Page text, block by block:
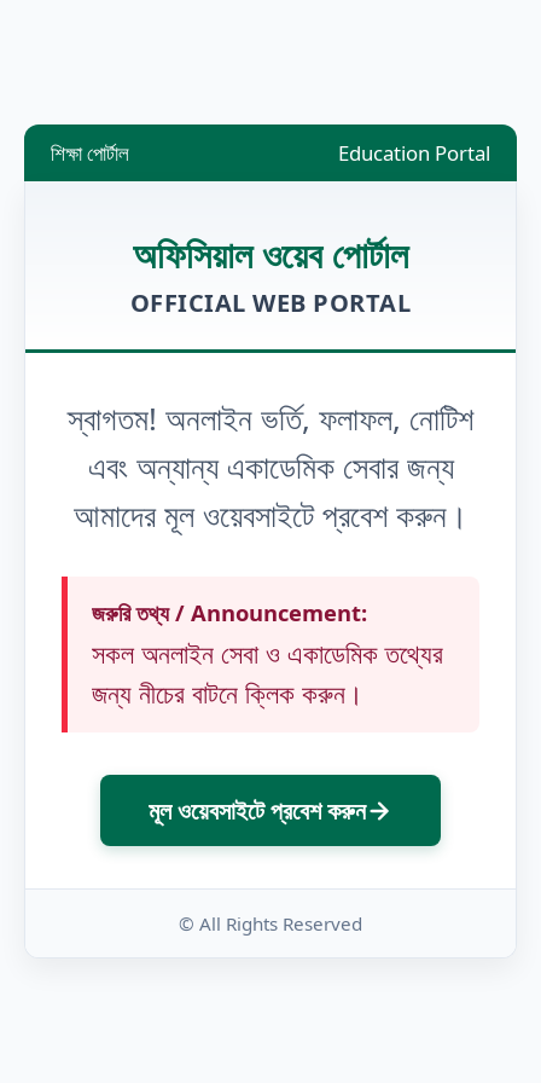
শিক্ষা পোর্টাল Education Portal
অফিসিয়াল ওয়েব পোর্টাল
OFFICIAL WEB PORTAL
স্বাগতম! অনলাইন ভর্তি, ফলাফল, নোটিশ
এবং অন্যান্য একাডেমিক সেবার জন্য
আমাদের মূল ওয়েবসাইটে প্রবেশ করুন।
জরুরি তথ্য / Announcement:
সকল অনলাইন সেবা ও একাডেমিক তথ্যের
জন্য নীচের বাটনে ক্লিক করুন।
মূল ওয়েবসাইটে প্রবেশ করুন
© All Rights Reserved